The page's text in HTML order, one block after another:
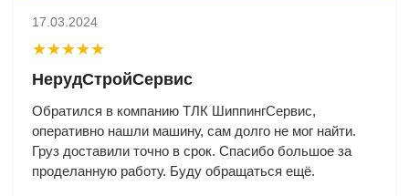
17.03.2024
★★★★★
НерудСтройСервис
Обратился в компанию ТЛК ШиппингСервис,
оперативно нашли машину, сам долго не мог найти.
Груз доставили точно в срок. Спасибо большое за
проделанную работу. Буду обращаться ещё.